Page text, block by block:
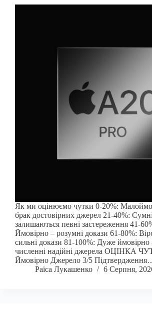
Як ми оцінюємо чутки 0-20%:
брак достовірних джерел 21-40%:
залишаються певні застереження 41-
Ймовірно – розумні докази 61-80%:
сильні докази 81-100%: Дуже ймовірно
численні надійні джерела ОЦІНКА
Ймовірно Джерело 3/5
Раїса Лукашенко
6 Серпня,